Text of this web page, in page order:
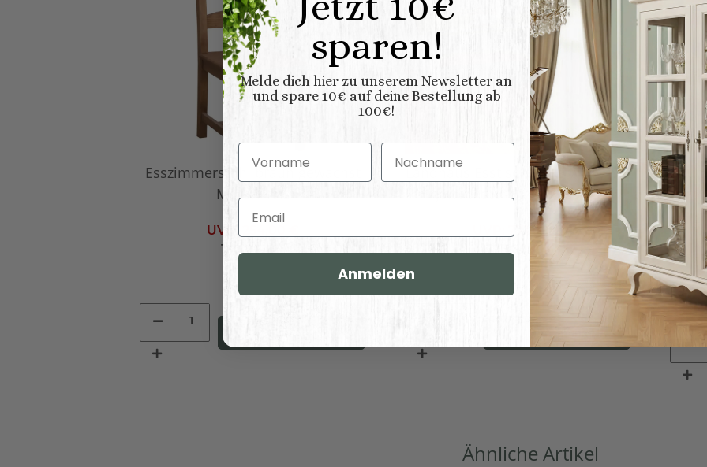
Esszimmerstuhl braun gewachst
Massivholz
UVP:
169,00 €*
Landhaus Esstisch Paris weiß, mit
gewachster Platte (160cm)
771,00 €
593,00 €
Ähnliche Artikel
sparen!
Melde dich hier zu unserem Newsletter an
und spare 10€ auf deine Bestellung ab
100€!
Vorname Nachname
Email
Anmelden